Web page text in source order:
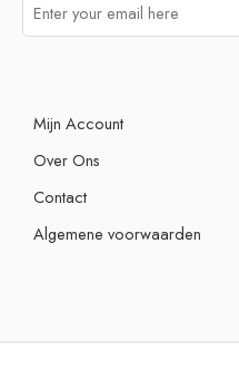
Mijn Account
Over Ons
Contact
Algemene voorwaarden